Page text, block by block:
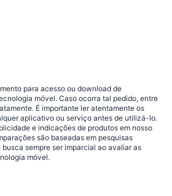
para acesso ou download de
móvel. Caso ocorra tal pedido, entre
É importante ler atentamente os
aplicativo ou serviço antes de utilizá-lo.
e indicações de produtos em nosso
são baseadas em pesquisas
sempre ser imparcial ao avaliar as
móvel.